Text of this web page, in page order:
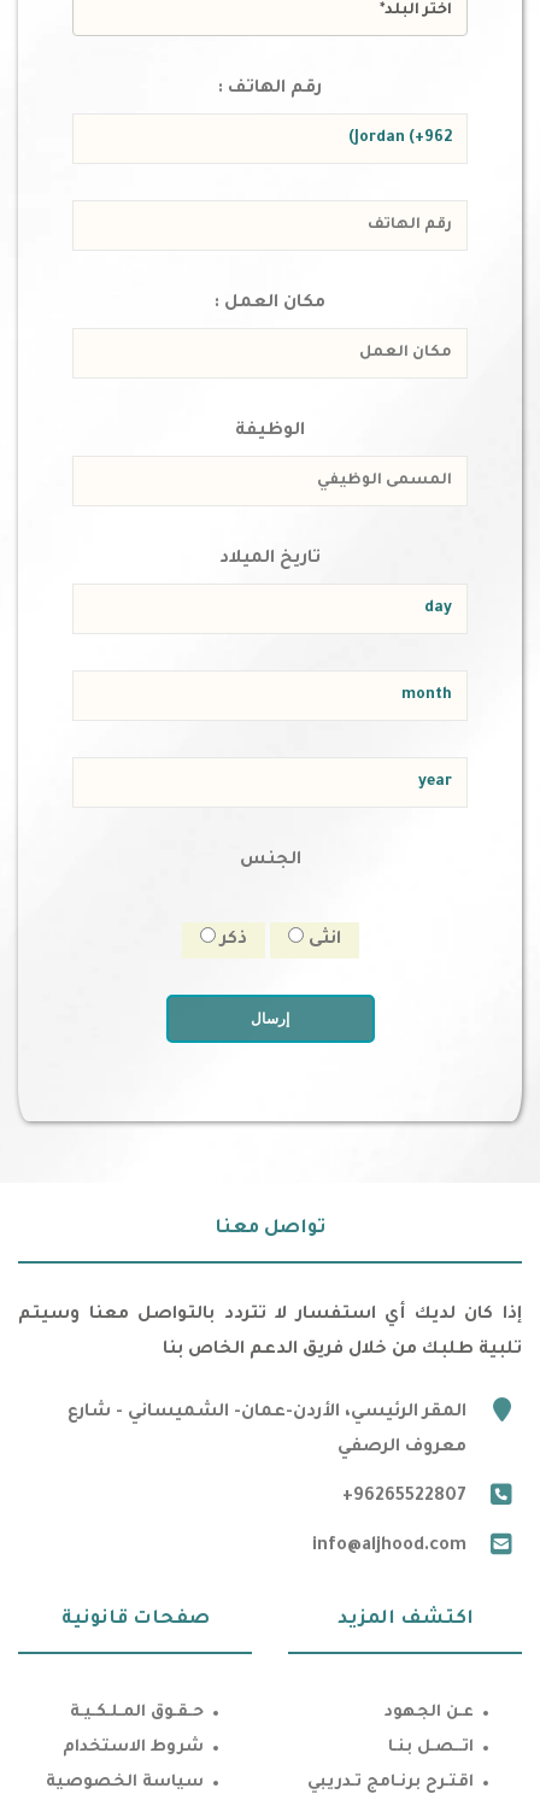
رقم الهاتف :
مكان العمل :
الوظيفة
تاريخ الميلاد
الجنس
انثى ذكر
إرسال
تواصل معنا
إذا كان لديك أي استفسار لا تتردد بالتواصل معنا وسيتم
تلبية طلبك من خلال فريق الدعم الخاص بنا
marker
المقر الرئيسي، الأردن-عمان- الشميساني - شارع
معروف الرصفي
phone
+96265522807
email
info@aljhood.com
صفحات قانونية
حـقـوق المـلـكـيـة
شروط الاستخدام
سياسة الخصوصية
اكتشف المزيد
عـن الجهود
اتــصـل بنـا
اقتـرح برنـامج تـدريبي